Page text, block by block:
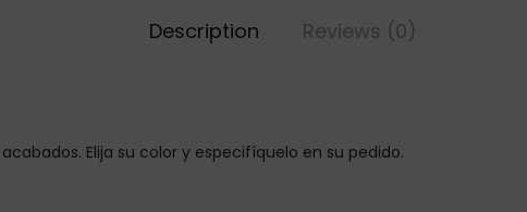
Description Reviews (0)
Elija su color y especifíquelo en su pedido.